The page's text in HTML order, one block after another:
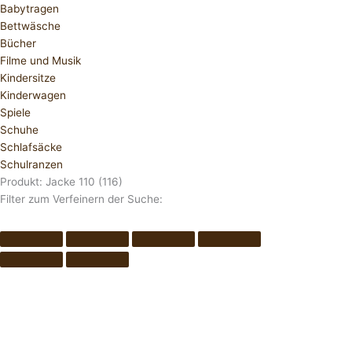
Babytragen
Bettwäsche
Bücher
Filme und Musik
Kindersitze
Kinderwagen
Spiele
Schuhe
Schlafsäcke
Schulranzen
Produkt: Jacke 110 (116)
Filter zum Verfeinern der Suche: